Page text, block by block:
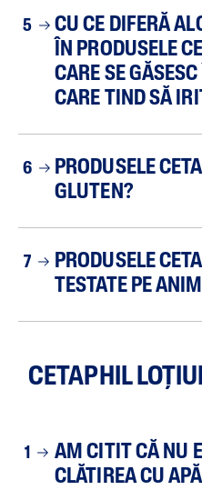
5
CU CE DIFERĂ
ÎN PRODUSELE
CARE SE
CARE TIND SĂ
6
PRODUSELE
GLUTEN?
7
PRODUSELE
TESTATE PE
CETAPHIL
1
AM CITIT CĂ NU
CLĂTIREA CU